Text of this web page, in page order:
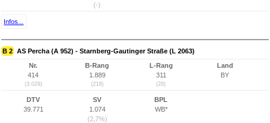
(-)
Infos...
B 2 AS Percha (A 952) - Starnberg-Gautinger Straße (L 2063)
Nr.
414
(3.029)
B-Rang
1.889
(218)
L-Rang
311
(28)
Land
BY
DTV
39.771
SV
1.074
(2,7%)
BPL
WB*